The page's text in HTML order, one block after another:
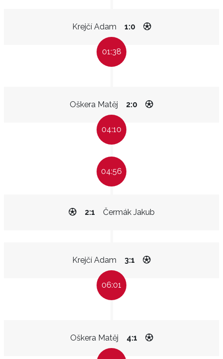
Krejčí Adam 1:0
01:38
Oškera Matěj 2:0
04:10
04:56
Čermák Jakub
2:1
Krejčí Adam 3:1
06:01
Oškera Matěj 4:1